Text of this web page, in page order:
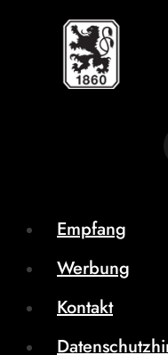
Empfang
Werbung
Kontakt